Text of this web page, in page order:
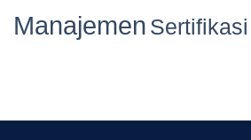
Manajemen